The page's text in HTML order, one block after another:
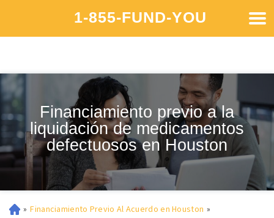
1-855-FUND-YOU
Financiamiento previo a la
liquidación de medicamentos
defectuosos en Houston
» Financiamiento Previo Al Acuerdo en Houston »